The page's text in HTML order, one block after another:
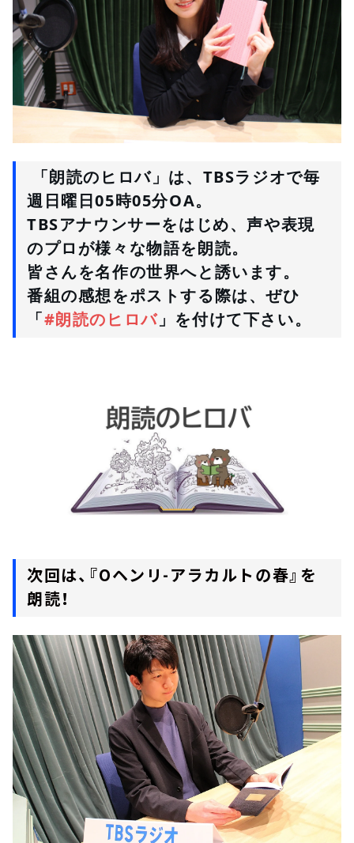
「朗読のヒロバ」は、TBSラジオで毎
週日曜日05時05分OA。
TBSアナウンサーをはじめ、声や表現
のプロが様々な物語を朗読。
皆さんを名作の世界へと誘います。
番組の感想をポストする際は、ぜひ
「#朗読のヒロバ」を付けて下さい。
次回は、『Oヘンリ-アラカルトの春』を
朗読！